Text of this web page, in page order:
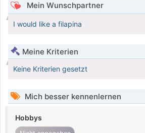
Mein Wunschpartner
I would like a filapina
Meine Kriterien
Keine Kriterien gesetzt
Mich besser kennenlernen
Hobbys